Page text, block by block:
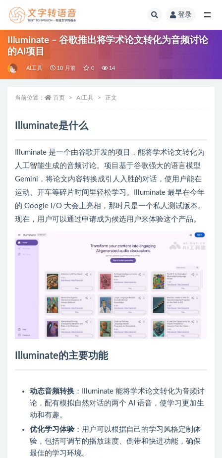
登录
Illuminate – 谷歌推出将学术论文转化为音频讨论
的AI项目
AI工具 10 月前 0 14
当前位置： 首页 AI工具 正文
Illuminate是什么
Illuminate 是一个由谷歌开发的项目，能将学术论文转化为
人工智能生成的音频讨论。项目基于谷歌强大的语言模型
Gemini，将论文内容转换成引人入胜的对话，使用户能在
运动、开车等碎片时间里轻松学习。Illuminate 最早在今年
的 Google I/O 大会上亮相，那时只是一个私人测试版本。
现在，用户可以通过申请成为候选用户来体验这个产品。
Illuminate的主要功能
动态音频转换 ：Illuminate 能将学术论文转化为音频讨
论，配有模拟自然对话的两个 AI 语音，使学习更加生
动和有趣。
优化学习体验：用户可以根据自己的学习风格定制体
验，包括可调节的播放速度、倒带和快进功能，确保
最佳的学习环境。